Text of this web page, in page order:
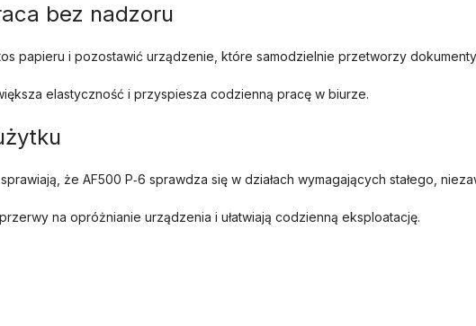
bez nadzoru
papieru i pozostawić urządzenie, które samodzielnie przetworzy
elastyczność i przyspiesza codzienną pracę w biurze.
że AF500 P‑6 sprawdza się w działach wymagających stałego,
na opróżnianie urządzenia i ułatwiają codzienną eksploatację.